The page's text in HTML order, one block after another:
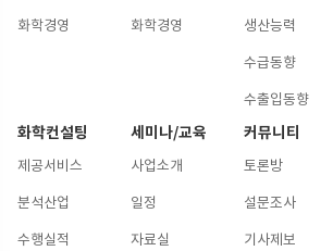
화학경영
화학경영
생산능력
수급동향
수출입동향
화학컨설팅
제공서비스
분석산업
수행실적
세미나/교육
사업소개
일정
자료실
커뮤니티
토론방
설문조사
기사제보